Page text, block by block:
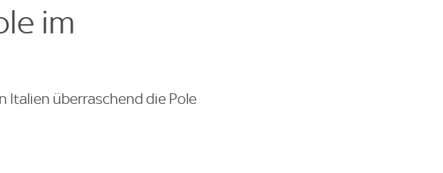
im
Italien überraschend die Pole